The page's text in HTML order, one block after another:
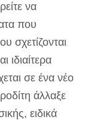
να
που
σχετίζονται
ιδιαίτερα
σε ένα νέο
άλλαξε
ειδικά